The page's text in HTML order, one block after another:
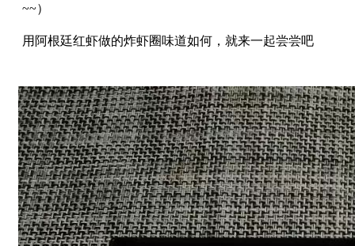
~~）
用阿根廷红虾做的炸虾圈味道如何，就来一起尝尝吧